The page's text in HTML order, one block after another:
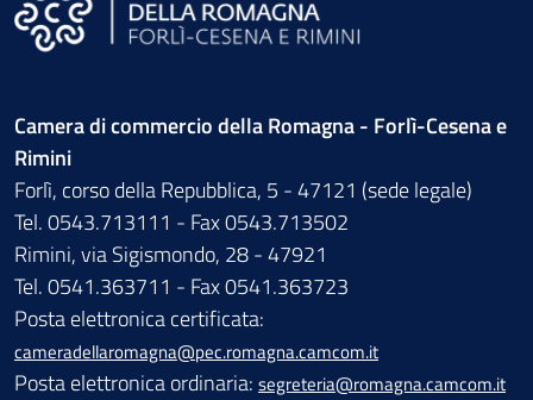
Camera di commercio della Romagna - Forlì-Cesena e
Rimini
Forlì, corso della Repubblica, 5 - 47121 (sede legale)
Tel. 0543.713111 - Fax 0543.713502
Rimini, via Sigismondo, 28 - 47921
Tel. 0541.363711 - Fax 0541.363723
Posta elettronica certificata:
cameradellaromagna@pec.romagna.camcom.it
Posta elettronica ordinaria: segreteria@romagna.camcom.it